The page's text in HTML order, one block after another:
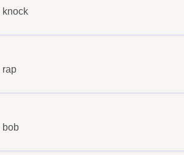
knock
rap
bob